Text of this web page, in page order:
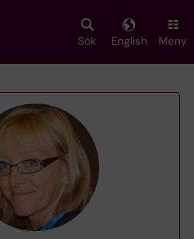
Sök English Meny